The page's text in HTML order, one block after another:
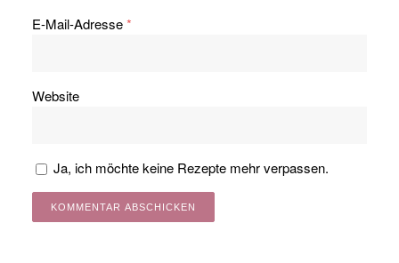
E-Mail-Adresse*
Website
Ja, ich möchte keine Rezepte mehr verpassen.